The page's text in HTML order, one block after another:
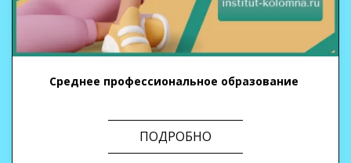
Среднее профессиональное образование
ПОДРОБНО